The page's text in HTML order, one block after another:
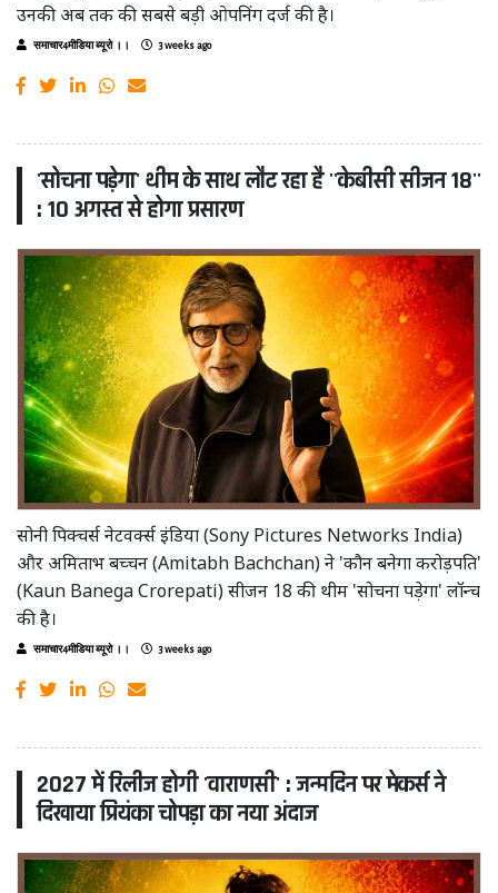
उनकी अब तक की सबसे बड़ी ओपनिंग दर्ज की है।
समाचार4मीडिया ब्यूरो ।। 3 weeks ago
'सोचना पड़ेगा' थीम के साथ लौट रहा है ''केबीसी सीजन 18''
: 10 अगस्त से होगा प्रसारण
सोनी पिक्चर्स नेटवर्क्स इंडिया (Sony Pictures Networks India)
और अमिताभ बच्चन (Amitabh Bachchan) ने 'कौन बनेगा करोड़पति'
(Kaun Banega Crorepati) सीजन 18 की थीम 'सोचना पड़ेगा' लॉन्च
की है।
समाचार4मीडिया ब्यूरो ।। 3 weeks ago
2027 में रिलीज होगी 'वाराणसी' : जन्मदिन पर मेकर्स ने
दिखाया प्रियंका चोपड़ा का नया अंदाज